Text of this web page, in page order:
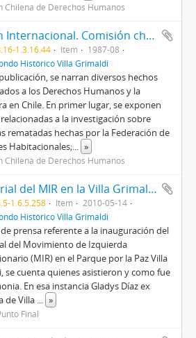
Chilena de Derechos Humanos
Boletín Internacional. Comisión chilena de derechos humanos.
1.3.16.44 Item
1987-08
Histórico Villa Grimaldi
se narran diversos hechos
a los Derechos Humanos y la
en Chile. En primer lugar, se exponen
a la investigación sobre
rematadas hechas por la Federación de
Habitacionales;... »
Chilena de Derechos Humanos
Memorial del MIR en la Villa Grimaldi
1.6.5.258 Item
2010-05-14
Histórico Villa Grimaldi
prensa referente a la inauguración del
del Movimiento de Izquierda
(MIR) en el Parque por la Paz Villa
se cuenta quienes asistieron y como fue
En esa instancia Gladys Díaz ex
de Villa ... »
Final